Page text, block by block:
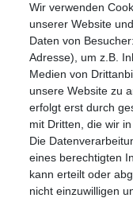
Mein Konto
Registrieren
Anmelden (Login)
Warenkorb
Wir verwenden
unserer Website
Daten von
Adresse), um z.B.
Medien von
unsere Website zu
erfolgt erst durch
mit Dritten, die wir
Die
eines berechtigten
kann erteilt oder
nicht einzuwilligen